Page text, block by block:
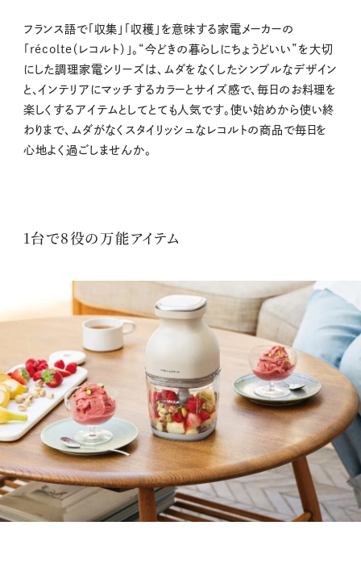
フランス語で「収集」「収穫」を意味する家電メーカーの
「récolte（レコルト）」。“今どきの暮らしにちょうどいい”を大切
にした調理家電シリーズは、ムダをなくしたシンプルなデザイン
と、インテリアにマッチするカラーとサイズ感で、毎日のお料理を
楽しくするアイテムとしてとても人気です。使い始めから使い終
わりまで、ムダがなくスタイリッシュなレコルトの商品で毎日を
心地よく過ごしませんか。
1台で8役の万能アイテム